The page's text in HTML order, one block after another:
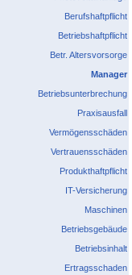
Berufshaftpflicht
Betriebshaftpflicht
Betr. Altersvorsorge
Manager
Betriebsunterbrechung
Praxisausfall
Vermögensschäden
Vertrauensschäden
Produkthaftpflicht
IT-Versicherung
Maschinen
Betriebsgebäude
Betriebsinhalt
Ertragsschaden